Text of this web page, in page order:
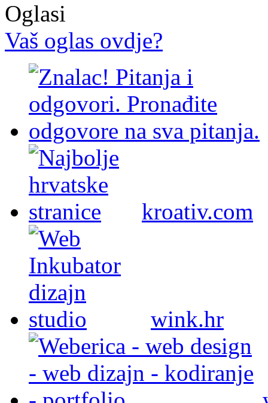
Oglasi
Vaš oglas ovdje?
kroativ.com
wink.hr